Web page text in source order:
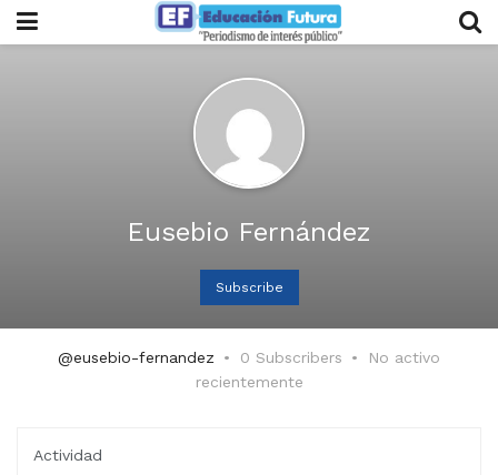
Eusebio Fernández
Subscribe
@eusebio-fernandez 0 Subscribers
No activo
recientemente
Actividad